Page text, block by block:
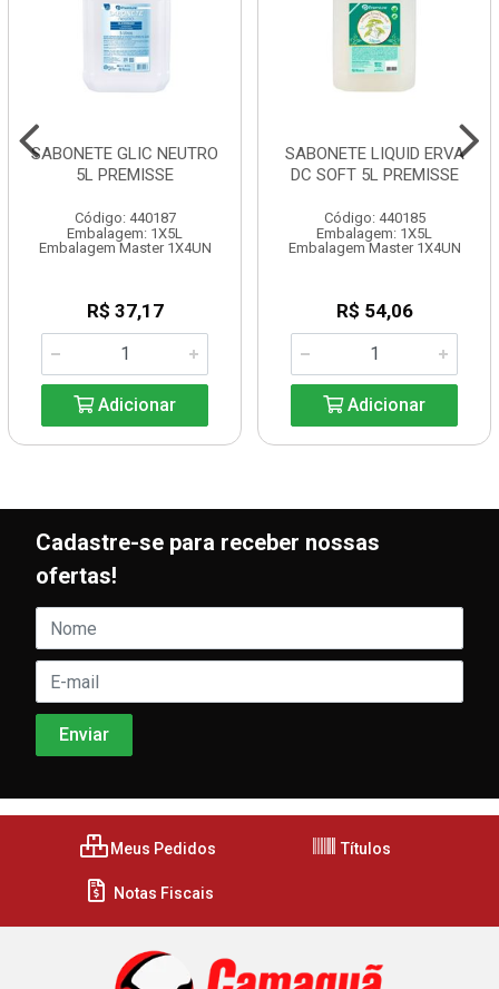
SABONETE GLIC NEUTRO
5L PREMISSE
Código: 440187
Embalagem: 1X5L
Embalagem Master 1X4UN
R$ 37,17
Adicionar
SABONETE LIQUID ERVA
DC SOFT 5L PREMISSE
Código: 440185
Embalagem: 1X5L
Embalagem Master 1X4UN
R$ 54,06
Adicionar
Cadastre-se para receber nossas
ofertas!
Meus Pedidos Títulos
Notas Fiscais